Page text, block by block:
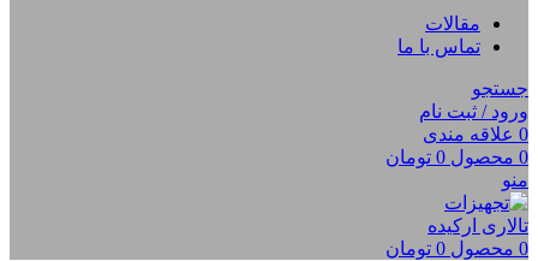
مقالات
تماس با ما
جستجو
ورود / ثبت نام
0 علاقه مندی
0 محصول 0 تومان
منو
0 محصول 0 تومان